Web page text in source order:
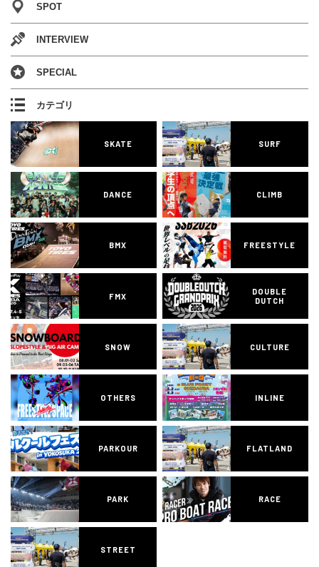
SPOT
INTERVIEW
SPECIAL
カテゴリ
SKATE SURF
DANCE CLIMB
BMX FREESTYLE
FMX
DOUBLE
DUTCH
SNOW CULTURE
OTHERS INLINE
PARKOUR FLATLAND
PARK RACE
STREET